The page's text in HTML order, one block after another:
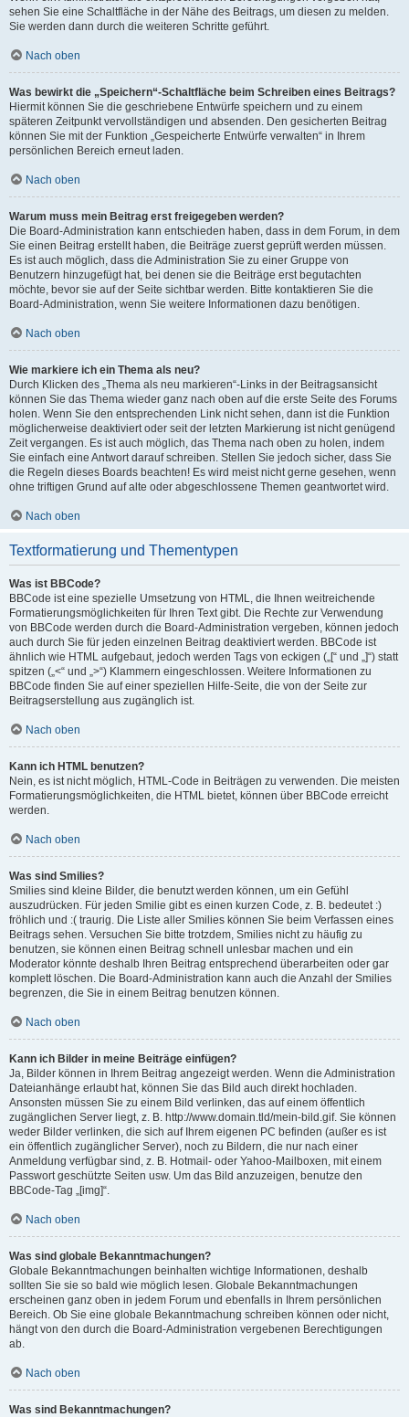
sehen Sie eine Schaltfläche in der Nähe des Beitrags, um diesen zu melden.
Sie werden dann durch die weiteren Schritte geführt.
Nach oben
Was bewirkt die „Speichern“-Schaltfläche beim Schreiben eines Beitrags?
Hiermit können Sie die geschriebene Entwürfe speichern und zu einem
späteren Zeitpunkt vervollständigen und absenden. Den gesicherten Beitrag
können Sie mit der Funktion „Gespeicherte Entwürfe verwalten“ in Ihrem
persönlichen Bereich erneut laden.
Nach oben
Warum muss mein Beitrag erst freigegeben werden?
Die Board-Administration kann entschieden haben, dass in dem Forum, in dem
Sie einen Beitrag erstellt haben, die Beiträge zuerst geprüft werden müssen.
Es ist auch möglich, dass die Administration Sie zu einer Gruppe von
Benutzern hinzugefügt hat, bei denen sie die Beiträge erst begutachten
möchte, bevor sie auf der Seite sichtbar werden. Bitte kontaktieren Sie die
Board-Administration, wenn Sie weitere Informationen dazu benötigen.
Nach oben
Wie markiere ich ein Thema als neu?
Durch Klicken des „Thema als neu markieren“-Links in der Beitragsansicht
können Sie das Thema wieder ganz nach oben auf die erste Seite des Forums
holen. Wenn Sie den entsprechenden Link nicht sehen, dann ist die Funktion
möglicherweise deaktiviert oder seit der letzten Markierung ist nicht genügend
Zeit vergangen. Es ist auch möglich, das Thema nach oben zu holen, indem
Sie einfach eine Antwort darauf schreiben. Stellen Sie jedoch sicher, dass Sie
die Regeln dieses Boards beachten! Es wird meist nicht gerne gesehen, wenn
ohne triftigen Grund auf alte oder abgeschlossene Themen geantwortet wird.
Nach oben
Textformatierung und Thementypen
Was ist BBCode?
BBCode ist eine spezielle Umsetzung von HTML, die Ihnen weitreichende
Formatierungsmöglichkeiten für Ihren Text gibt. Die Rechte zur Verwendung
von BBCode werden durch die Board-Administration vergeben, können jedoch
auch durch Sie für jeden einzelnen Beitrag deaktiviert werden. BBCode ist
ähnlich wie HTML aufgebaut, jedoch werden Tags von eckigen („[“ und „]“) statt
spitzen („<“ und „>“) Klammern eingeschlossen. Weitere Informationen zu
BBCode finden Sie auf einer speziellen Hilfe-Seite, die von der Seite zur
Beitragserstellung aus zugänglich ist.
Nach oben
Kann ich HTML benutzen?
Nein, es ist nicht möglich, HTML-Code in Beiträgen zu verwenden. Die meisten
Formatierungsmöglichkeiten, die HTML bietet, können über BBCode erreicht
werden.
Nach oben
Was sind Smilies?
Smilies sind kleine Bilder, die benutzt werden können, um ein Gefühl
auszudrücken. Für jeden Smilie gibt es einen kurzen Code, z. B. bedeutet :)
fröhlich und :( traurig. Die Liste aller Smilies können Sie beim Verfassen eines
Beitrags sehen. Versuchen Sie bitte trotzdem, Smilies nicht zu häufig zu
benutzen, sie können einen Beitrag schnell unlesbar machen und ein
Moderator könnte deshalb Ihren Beitrag entsprechend überarbeiten oder gar
komplett löschen. Die Board-Administration kann auch die Anzahl der Smilies
begrenzen, die Sie in einem Beitrag benutzen können.
Nach oben
Kann ich Bilder in meine Beiträge einfügen?
Ja, Bilder können in Ihrem Beitrag angezeigt werden. Wenn die Administration
Dateianhänge erlaubt hat, können Sie das Bild auch direkt hochladen.
Ansonsten müssen Sie zu einem Bild verlinken, das auf einem öffentlich
zugänglichen Server liegt, z. B. http://www.domain.tld/mein-bild.gif. Sie können
weder Bilder verlinken, die sich auf Ihrem eigenen PC befinden (außer es ist
ein öffentlich zugänglicher Server), noch zu Bildern, die nur nach einer
Anmeldung verfügbar sind, z. B. Hotmail- oder Yahoo-Mailboxen, mit einem
Passwort geschützte Seiten usw. Um das Bild anzuzeigen, benutze den
BBCode-Tag „[img]“.
Nach oben
Was sind globale Bekanntmachungen?
Globale Bekanntmachungen beinhalten wichtige Informationen, deshalb
sollten Sie sie so bald wie möglich lesen. Globale Bekanntmachungen
erscheinen ganz oben in jedem Forum und ebenfalls in Ihrem persönlichen
Bereich. Ob Sie eine globale Bekanntmachung schreiben können oder nicht,
hängt von den durch die Board-Administration vergebenen Berechtigungen
ab.
Nach oben
Was sind Bekanntmachungen?